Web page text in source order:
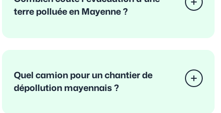
terre polluée en Mayenne ?
Quel camion pour un chantier de
dépollution mayennais ?